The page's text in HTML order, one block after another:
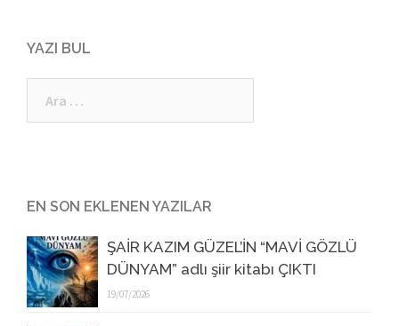
YAZI BUL
EN SON EKLENEN YAZILAR
ŞAİR KAZIM GÜZEL’İN “MAVİ GÖZLÜ
DÜNYAM” adlı şiir kitabı ÇIKTI
19/07/2026